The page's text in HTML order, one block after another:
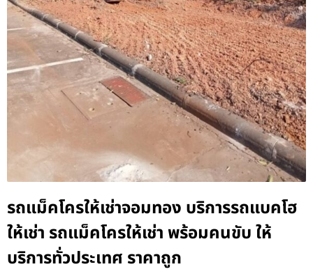
รถแม็คโครให้เช่าจอมทอง บริการรถแบคโฮ
ให้เช่า รถแม็คโครให้เช่า พร้อมคนขับ ให้
บริการทั่วประเทศ ราคาถูก